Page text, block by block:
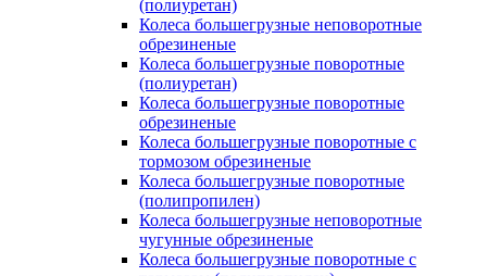
(полиуретан)
Колеса большегрузные неповоротные
обрезиненые
Колеса большегрузные поворотные
(полиуретан)
Колеса большегрузные поворотные
обрезиненые
Колеса большегрузные поворотные с
тормозом обрезиненые
Колеса большегрузные поворотные
(полипропилен)
Колеса большегрузные неповоротные
чугунные обрезиненые
Колеса большегрузные поворотные с